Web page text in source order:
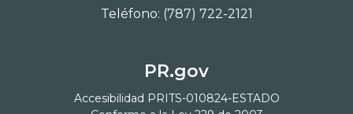
Teléfono: (787) 722-2121
PR.gov
Accesibilidad PRITS-010824-ESTADO